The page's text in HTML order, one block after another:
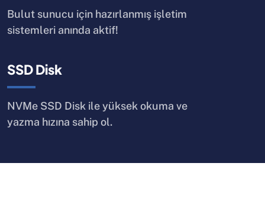
Bulut sunucu için hazırlanmış işletim
sistemleri anında aktif!
SSD Disk
NVMe SSD Disk ile yüksek okuma ve
yazma hızına sahip ol.